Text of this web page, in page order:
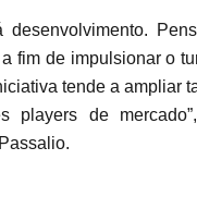
desenvolvimento.
fim de impulsionar o
tende a ampliar
players de